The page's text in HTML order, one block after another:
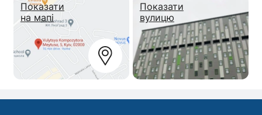
Показати
на мапі
Показати
вулицю